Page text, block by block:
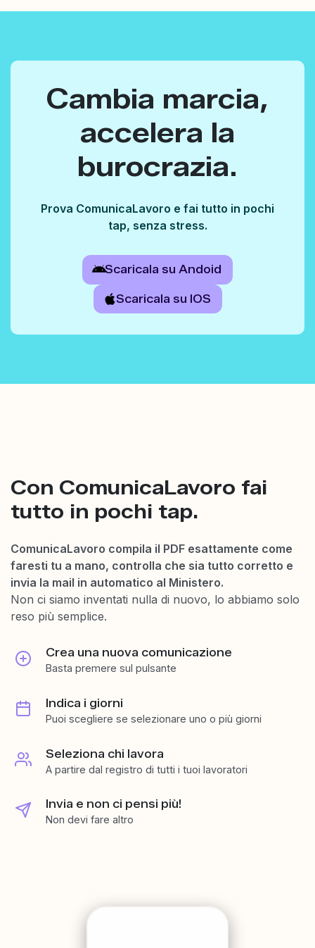
Cambia marcia,
accelera la
burocrazia.
Prova ComunicaLavoro e fai tutto in pochi
tap, senza stress.
Scaricala su Andoid
Scaricala su IOS
Con ComunicaLavoro fai
tutto in pochi tap.
ComunicaLavoro compila il PDF esattamente come
faresti tu a mano, controlla che sia tutto corretto e
invia la mail in automatico al Ministero.
Non ci siamo inventati nulla di nuovo, lo abbiamo solo
reso più semplice.
Crea una nuova comunicazione
Basta premere sul pulsante
Indica i giorni
Puoi scegliere se selezionare uno o più giorni
Seleziona chi lavora
A partire dal registro di tutti i tuoi lavoratori
Invia e non ci pensi più!
Non devi fare altro